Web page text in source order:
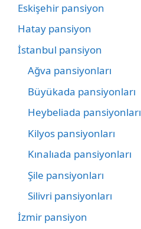
Eskişehir pansiyon
Hatay pansiyon
İstanbul pansiyon
Ağva pansiyonları
Büyükada pansiyonları
Heybeliada pansiyonları
Kilyos pansiyonları
Kınalıada pansiyonları
Şile pansiyonları
Silivri pansiyonları
İzmir pansiyon